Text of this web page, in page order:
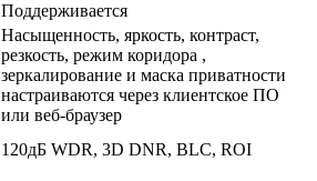
Поддерживается
Насыщенность, яркость, контраст,
резкость, режим коридора ,
зеркалирование и маска приватности
настраиваются через клиентское ПО
или веб-браузер
120дБ WDR, 3D DNR, BLC, ROI